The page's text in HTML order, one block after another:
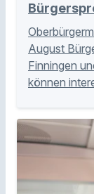
August
Finningen
können